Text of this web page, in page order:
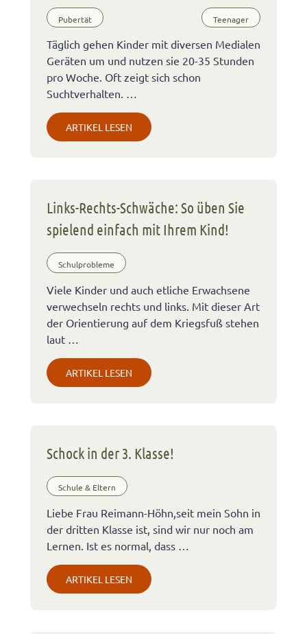
Pubertät Teenager
Täglich gehen Kinder mit diversen Medialen
Geräten um und nutzen sie 20-35 Stunden
pro Woche. Oft zeigt sich schon
Suchtverhalten. …
ARTIKEL LESEN
Links-Rechts-Schwäche: So üben Sie
spielend einfach mit Ihrem Kind!
Schulprobleme
Viele Kinder und auch etliche Erwachsene
verwechseln rechts und links. Mit dieser Art
der Orientierung auf dem Kriegsfuß stehen
laut …
ARTIKEL LESEN
Schock in der 3. Klasse!
Schule & Eltern
Liebe Frau Reimann-Höhn,seit mein Sohn in
der dritten Klasse ist, sind wir nur noch am
Lernen. Ist es normal, dass …
ARTIKEL LESEN